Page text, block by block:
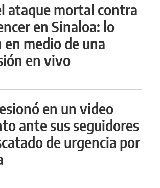
ataque mortal contra
en Sinaloa: lo
medio de una
en vivo
en un video
ante sus seguidores
de urgencia por